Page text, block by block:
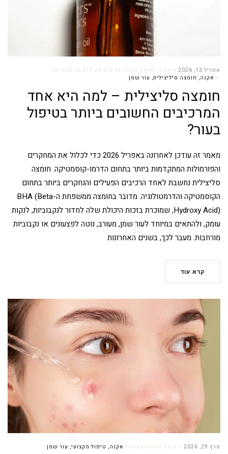
אפריל 13, 2026 אקנה ופוסט אקנה, רכיבים פעילים בקוסמטיקה
אקנה, חומצה סיליצילית, עור שמן
חומצה סליצילית – למה היא אחד
המרכיבים החשובים ביותר בטיפול
בעור?
מאמר זה עודכן לאחרונה באפריל 2026 כדי לכלול את המחקרים
והפורמולות המתקדמות ביותר בתחום הדרמו-קוסמטיקה. חומצה
סליצילית נחשבת לאחד הרכיבים הפעילים והנחקרים ביותר בתחום
הקוסמטיקה והדרמטולוגיה. מדובר בחומצה ממשפחת ה-BHA (Beta
Hydroxy Acid), שמוכרת בזכות היכולת שלה לחדור לנקבוביות, לנקות
עומק, ולהתאים במיוחד לעור שמן, מעורב, נוטה לפצעונים או נקבוביות
מורחבות. מעבר לכך, בשנים האחרונות
קרא עוד
מרץ 29, 2026 אקנה ופוסט אקנה אקנה, טיפול מקצועי, עור שמן